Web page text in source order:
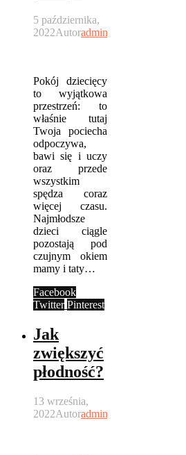
5 października,
2022Autoradmin
Pokój dziecięcy
to wyjątkowa
przestrzeń: to
właśnie tutaj
Twoja pociecha
odpoczywa,
bawi się i uczy
oraz przede
wszystkim
spędza coraz
więcej czasu.
Najmłodsze
dzieci ciągle
pozostają pod
czujnym okiem
mamy i taty…
Facebook
Twitter Pinterest
Jak
zwiększyć
płodność?
13 września,
2022Autoradmin